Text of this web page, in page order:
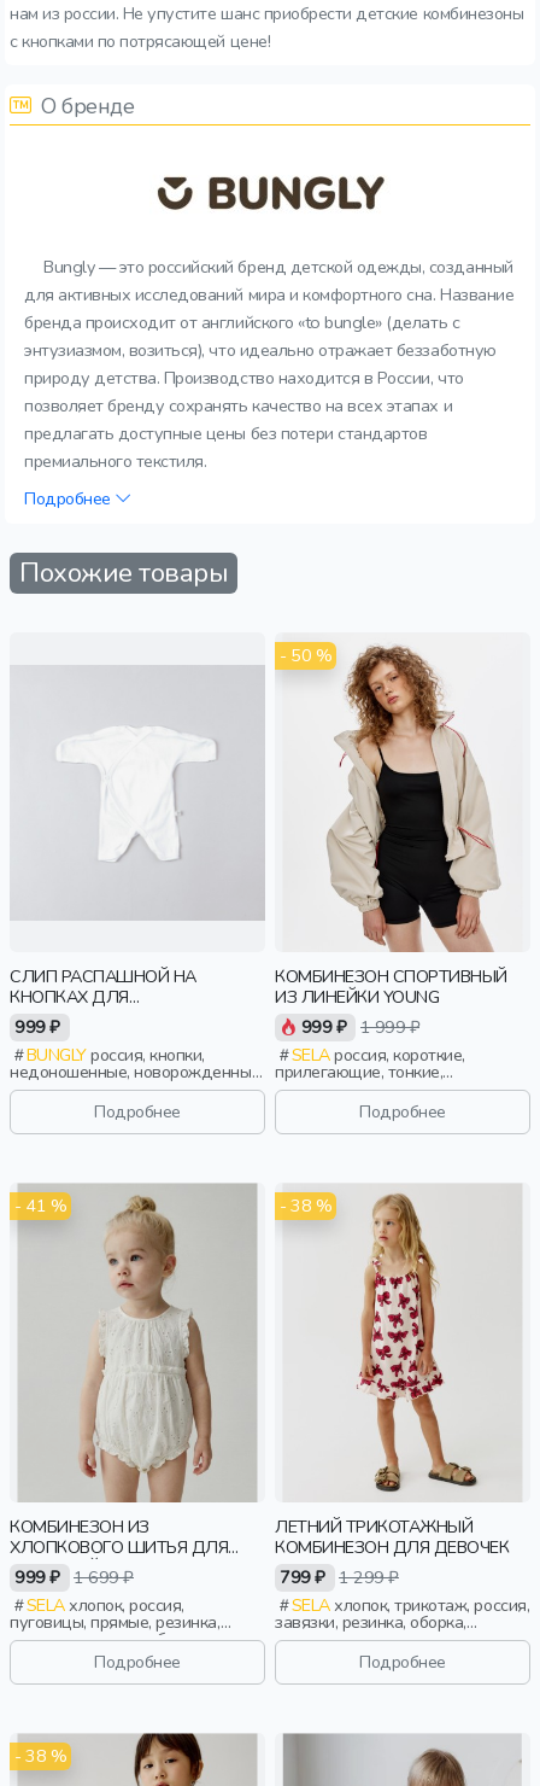
нам из россии. Не упустите шанс приобрести детские комбинезоны
с кнопками по потрясающей цене!
О бренде
Bungly — это российский бренд детской одежды, созданный
для активных исследований мира и комфортного сна. Название
бренда происходит от английского «to bungle» (делать с
энтузиазмом, возиться), что идеально отражает беззаботную
природу детства. Производство находится в России, что
позволяет бренду сохранять качество на всех этапах и
предлагать доступные цены без потери стандартов
премиального текстиля.
Подробнее
Похожие товары
СЛИП РАСПАШНОЙ НА
КНОПКАХ ДЛЯ
НЕДОНОШЕННЫХ "ТОФУ" 0+
999 ₽
BUNGLYроссия, кнопки,
недоношенные, новорожденные,
дети
Подробнее
- 50 %
КОМБИНЕЗОН СПОРТИВНЫЙ
ИЗ ЛИНЕЙКИ YOUNG
999 ₽ 1 999 ₽
SELAроссия, короткие,
прилегающие, тонкие,
эластичные, спорт, девочки,
старшеклассники, дети
Подробнее
- 41 %
КОМБИНЕЗОН ИЗ
ХЛОПКОВОГО ШИТЬЯ ДЛЯ
МАЛЫШЕЙ
999 ₽ 1 699 ₽
SELAхлопок, россия,
пуговицы, прямые, резинка,
застежка, кнопки, оборка, вырез,
круглый вырез, сборки,
эластичные, малыши, дети
Подробнее
- 38 %
ЛЕТНИЙ ТРИКОТАЖНЫЙ
КОМБИНЕЗОН ДЛЯ ДЕВОЧЕК
799 ₽ 1 299 ₽
SELAхлопок, трикотаж, россия,
завязки, резинка, оборка,
эластичные, девочки, дети
Подробнее
- 38 %